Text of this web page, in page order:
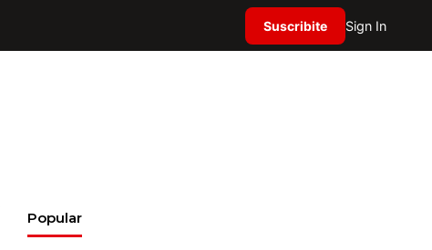
Suscribite Sign In
Popular